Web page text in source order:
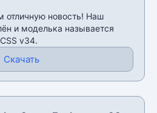
отличную новость! Наш
и моделька называется
v34.
Скачать